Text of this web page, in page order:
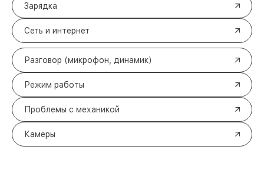
Зарядка
Сеть и интернет
Разговор (микрофон, динамик)
Режим работы
Проблемы с механикой
Камеры